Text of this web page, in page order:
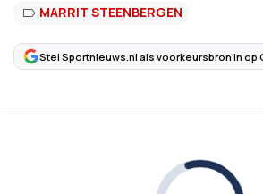
MARRIT STEENBERGEN
Stel Sportnieuws.nl als voorkeursbron in op